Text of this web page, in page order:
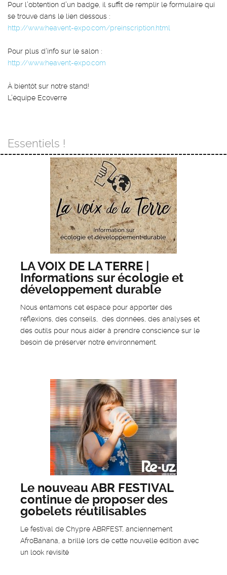
Pour l’obtention d’un badge, il suffit de remplir le formulaire qui
se trouve dans le lien dessous :
http://www.heavent-expo.com/preinscription.html
Pour plus d’info sur le salon :
http://www.heavent-expo.com
À bientôt sur notre stand!
L’équipe Ecoverre
Essentiels !
LA VOIX DE LA TERRE |
Informations sur écologie et
développement durable
Nous entamons cet espace pour apporter des
réflexions, des conseils, des données, des analyses et
des outils pour nous aider à prendre conscience sur le
besoin de préserver notre environnement.
Le nouveau ABR FESTIVAL
continue de proposer des
gobelets réutilisables
Le festival de Chypre ABRFEST, anciennement
AfroBanana, a brillé lors de cette nouvelle édition avec
un look revisité